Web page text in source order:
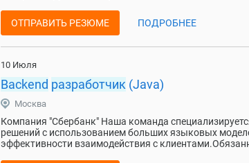
ОТПРАВИТЬ РЕЗЮМЕ ПОДРОБНЕЕ
10 Июля
Backend разработчик (Java)
Москва
Компания "Сбербанк" Наша команда
решений с использованием больших языковых
эффективности взаимодействия с